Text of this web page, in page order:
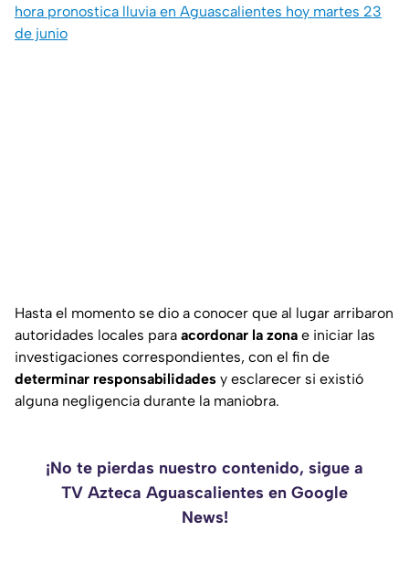
hora pronostica lluvia en Aguascalientes hoy martes 23
de junio
Hasta el momento se dio a conocer que al lugar arribaron
autoridades locales para acordonar la zona e iniciar las
investigaciones correspondientes, con el fin de
determinar responsabilidades y esclarecer si existió
alguna negligencia durante la maniobra.
¡No te pierdas nuestro contenido, sigue a
TV Azteca Aguascalientes en Google
News!